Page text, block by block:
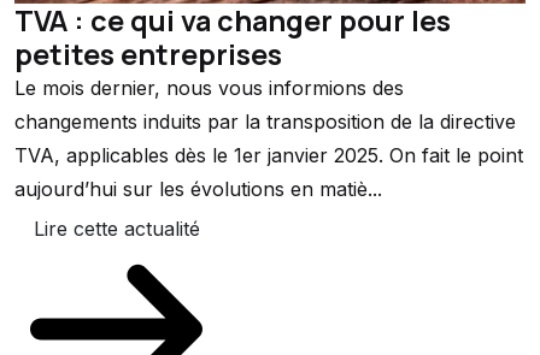
TVA : ce qui va changer pour les
petites entreprises
Le mois dernier, nous vous informions des
changements induits par la transposition de la directive
TVA, applicables dès le 1er janvier 2025. On fait le point
aujourd’hui sur les évolutions en matiè...
Lire cette actualité